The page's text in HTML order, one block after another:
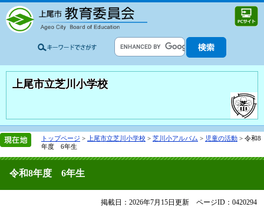
上尾市立芝川小学校
トップページ > 上尾市立芝川小学校 > 芝川小アルバム > 児童の活動 > 令和8
年度 6年生
令和8年度 6年生
掲載日：2026年7月15日更新 ページID：0420294